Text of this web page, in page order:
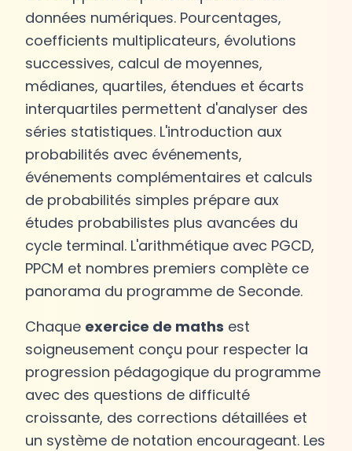
données numériques. Pourcentages,
coefficients multiplicateurs, évolutions
successives, calcul de moyennes,
médianes, quartiles, étendues et écarts
interquartiles permettent d'analyser des
séries statistiques. L'introduction aux
probabilités avec événements,
événements complémentaires et calculs
de probabilités simples prépare aux
études probabilistes plus avancées du
cycle terminal. L'arithmétique avec PGCD,
PPCM et nombres premiers complète ce
panorama du programme de Seconde.
Chaque exercice de maths est
soigneusement conçu pour respecter la
progression pédagogique du programme
avec des questions de difficulté
croissante, des corrections détaillées et
un système de notation encourageant. Les